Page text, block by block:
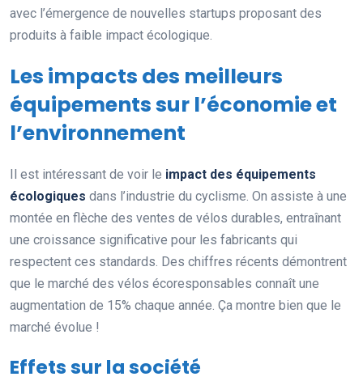
avec l’émergence de nouvelles startups proposant des
produits à faible impact écologique.
Les impacts des meilleurs
équipements sur l’économie et
l’environnement
Il est intéressant de voir le impact des équipements
écologiques dans l’industrie du cyclisme. On assiste à une
montée en flèche des ventes de vélos durables, entraînant
une croissance significative pour les fabricants qui
respectent ces standards. Des chiffres récents démontrent
que le marché des vélos écoresponsables connaît une
augmentation de 15% chaque année. Ça montre bien que le
marché évolue !
Effets sur la société